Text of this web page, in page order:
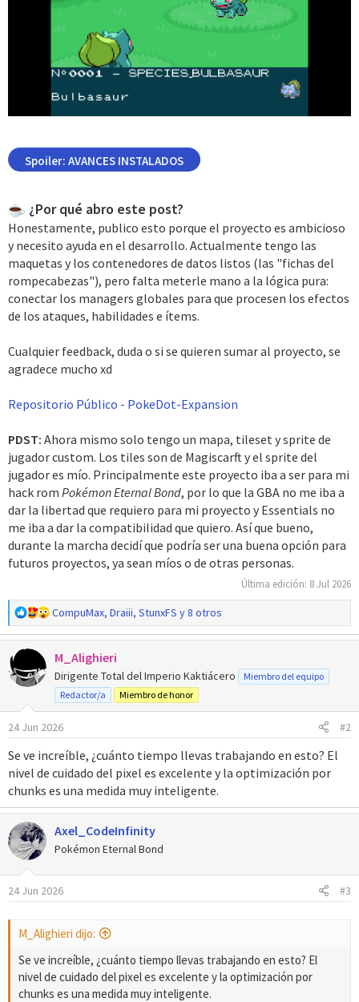
Spoiler: AVANCES INSTALADOS
¿Por qué abro este post?
Honestamente, publico esto porque el proyecto es ambicioso
y necesito ayuda en el desarrollo. Actualmente tengo las
maquetas y los contenedores de datos listos (las "fichas del
rompecabezas"), pero falta meterle mano a la lógica pura:
conectar los managers globales para que procesen los efectos
de los ataques, habilidades e ítems.
Cualquier feedback, duda o si se quieren sumar al proyecto, se
agradece mucho xd
Repositorio Público - PokeDot-Expansion
PDST: Ahora mismo solo tengo un mapa, tileset y sprite de
jugador custom. Los tiles son de Magiscarft y el sprite del
jugador es mío. Principalmente este proyecto iba a ser para mi
hack rom Pokémon Eternal Bond, por lo que la GBA no me iba a
dar la libertad que requiero para mi proyecto y Essentials no
me iba a dar la compatibilidad que quiero. Así que bueno,
durante la marcha decidí que podría ser una buena opción para
futuros proyectos, ya sean míos o de otras personas.
Última edición: 8 Jul 2026
R
e
a
c
c
o
e
:
CompuMax, Draiii, StunxFS y 8 otros
M_Alighieri
Dirigente Total del Imperio Kaktiácero
Miembro del equipo
Redactor/a
Miembro de honor
24 Jun 2026 #2
Se ve increíble, ¿cuánto tiempo llevas trabajando en esto? El
nivel de cuidado del pixel es excelente y la optimización por
chunks es una medida muy inteligente.
Axel_CodeInfinity
Pokémon Eternal Bond
24 Jun 2026 #3
M_Alighieri dijo:
Se ve increíble, ¿cuánto tiempo llevas trabajando en esto? El
nivel de cuidado del pixel es excelente y la optimización por
chunks es una medida muy inteligente.